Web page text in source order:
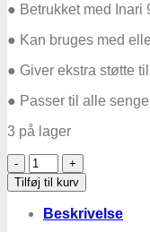
was:
is:
● Betrukket med Inari
● Kan bruges med
● Giver ekstra støtte
● Passer til alle
3 på lager
Dream
Bed
Daiven
Gavl
Tilføj til kurv
Beskrivelse